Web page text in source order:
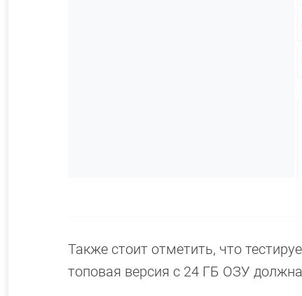
Также стоит отметить, что
топовая версия с 24 ГБ ОЗУ